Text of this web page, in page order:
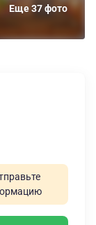
Еще 37 фото